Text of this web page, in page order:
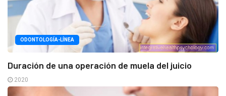
ODONTOLOGÍA-LÍNEA
Duración de una operación de muela del juicio
2020